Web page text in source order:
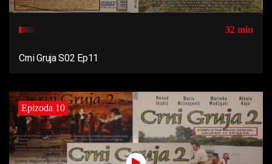
32 min
Crni Gruja S02 Ep11
Epizoda 10